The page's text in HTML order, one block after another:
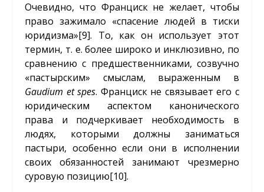
Очевидно, что Франциск не желает, чтобы
право зажимало «спасение людей в тиски
юридизма»[9]. То, как он использует этот
термин, т. е. более широко и инклюзивно, по
сравнению с предшественниками, созвучно
«пастырским» смыслам, выраженным в
Gaudium et spes. Франциск не связывает его с
юридическим аспектом канонического
права и подчеркивает необходимость в
людях, которыми должны заниматься
пастыри, особенно если они в исполнении
своих обязанностей занимают чрезмерно
суровую позицию[10].